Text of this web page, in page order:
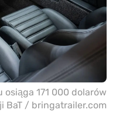
osiąga 171 000 dolarów
BaT / bringatrailer.com